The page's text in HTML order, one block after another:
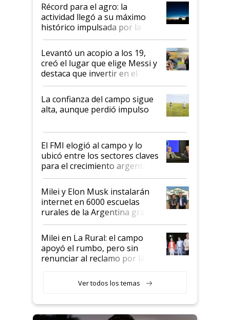
liderazgo en un semestre
récord
Récord para el agro: la
actividad llegó a su máximo
histórico impulsada por la
cosecha y las exportaciones
Levantó un acopio a los 19,
creó el lugar que elige Messi y
destaca que invertir en el
kirchnerismo era como "darle
plata a un hijo para droga":
Juan Félix Rossetti, el libertario
que de una dura crisis salió
de Milei
La confianza del campo sigue
alta, aunque perdió impulso
El FMI elogió al campo y lo
ubicó entre los sectores claves
para el crecimiento argentino
Milei y Elon Musk instalarán
internet en 6000 escuelas
rurales de la Argentina gracias
a un acuerdo con Starlink
Milei en La Rural: el campo
apoyó el rumbo, pero sin
renunciar al reclamo por las
Ver todos los temas